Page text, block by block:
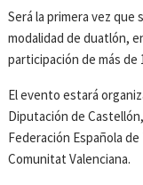
Será la primera vez
modalidad de duatlón,
participación de más de
El evento estará
Diputación de
Federación Española
Comunitat Valenciana.